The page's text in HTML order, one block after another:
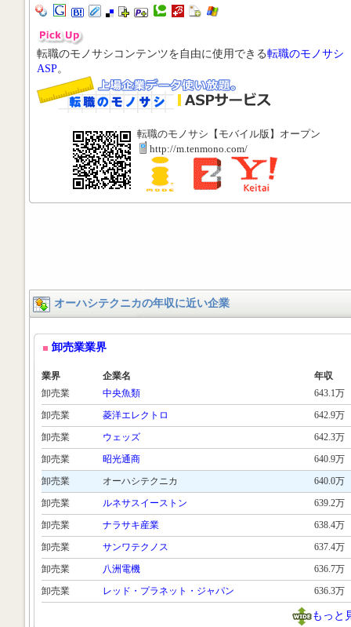
転職のモノサシコンテンツを自由に使用できる転職のモノサシ
ASP。
転職のモノサシ【モバイル版】オープン
http://m.tenmono.com/
オーハシテクニカの年収に近い企業
卸売業業界
業界 企業名
年収
卸売業
中央魚類
643.1万
卸売業
菱洋エレクトロ
642.9万
卸売業
ウェッズ
642.3万
卸売業
昭光通商
640.9万
卸売業
オーハシテクニカ
640.0万
卸売業
ルネサスイーストン
639.2万
卸売業
ナラサキ産業
638.4万
卸売業
サンワテクノス
637.4万
卸売業
八洲電機
636.7万
卸売業
レッド・プラネット・ジャパン 636.3万
もっと